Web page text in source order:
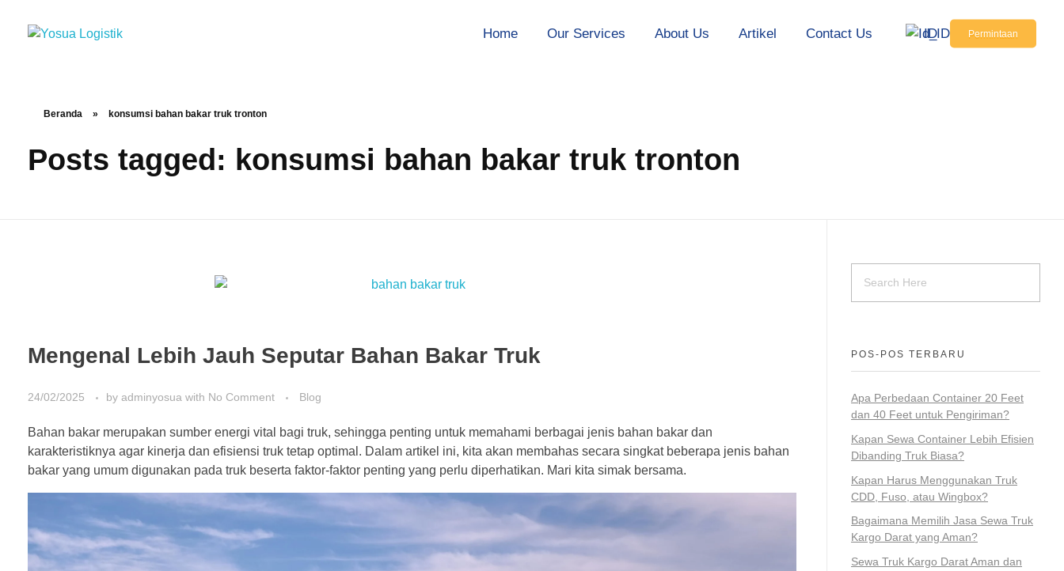
Permintaan
Home Our Services About Us Artikel Contact Us ID
Beranda » konsumsi bahan bakar truk tronton
Posts tagged: konsumsi bahan bakar truk tronton
Mengenal Lebih Jauh Seputar Bahan Bakar Truk
24/02/2025 by adminyosua with No Comment Blog
Bahan bakar merupakan sumber energi vital bagi truk, sehingga penting untuk memahami berbagai jenis bahan bakar dan
karakteristiknya agar kinerja dan efisiensi truk tetap optimal. Dalam artikel ini, kita akan membahas secara singkat beberapa jenis bahan
bakar yang umum digunakan pada truk beserta faktor-faktor penting yang perlu diperhatikan. Mari kita simak bersama.
POS-POS TERBARU
Apa Perbedaan Container 20 Feet
dan 40 Feet untuk Pengiriman?
Kapan Sewa Container Lebih Efisien
Dibanding Truk Biasa?
Kapan Harus Menggunakan Truk
CDD, Fuso, atau Wingbox?
Bagaimana Memilih Jasa Sewa Truk
Kargo Darat yang Aman?
Sewa Truk Kargo Darat Aman dan